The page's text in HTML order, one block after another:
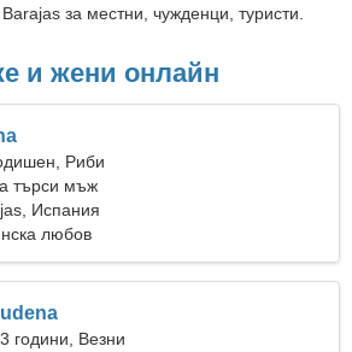
за местни, чужденци, туристи.
и жени онлайн
Риби
търси мъж
Испания
любов
години, Везни